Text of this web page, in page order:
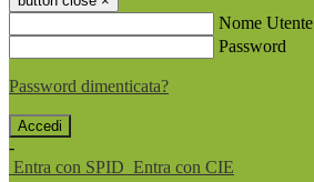
Nome Utente
Password
Password dimenticata?
-
Entra con SPID Entra con CIE